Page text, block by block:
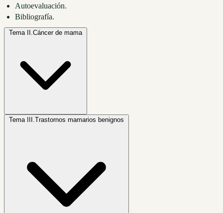
Autoevaluación.
Bibliografía.
Tema II. Cáncer de mama
Tema III.